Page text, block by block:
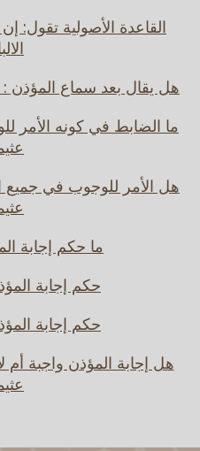
القاعدة الأصولية تقول:
هل يقال بعد سماع المؤذن :
ما الضابط في كونه الأمر
هل الأمر للوجوب في جميع
ما حكم إجابة
حكم إجابة
حكم إجابة
هل إجابة المؤذن واجبة